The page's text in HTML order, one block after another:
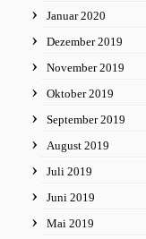
Januar 2020
Dezember 2019
November 2019
Oktober 2019
September 2019
August 2019
Juli 2019
Juni 2019
Mai 2019